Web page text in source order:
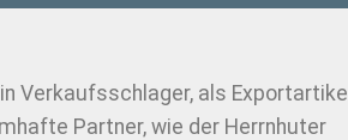
Verkaufsschlager, als Exportartikel
Partner, wie der Herrnhuter